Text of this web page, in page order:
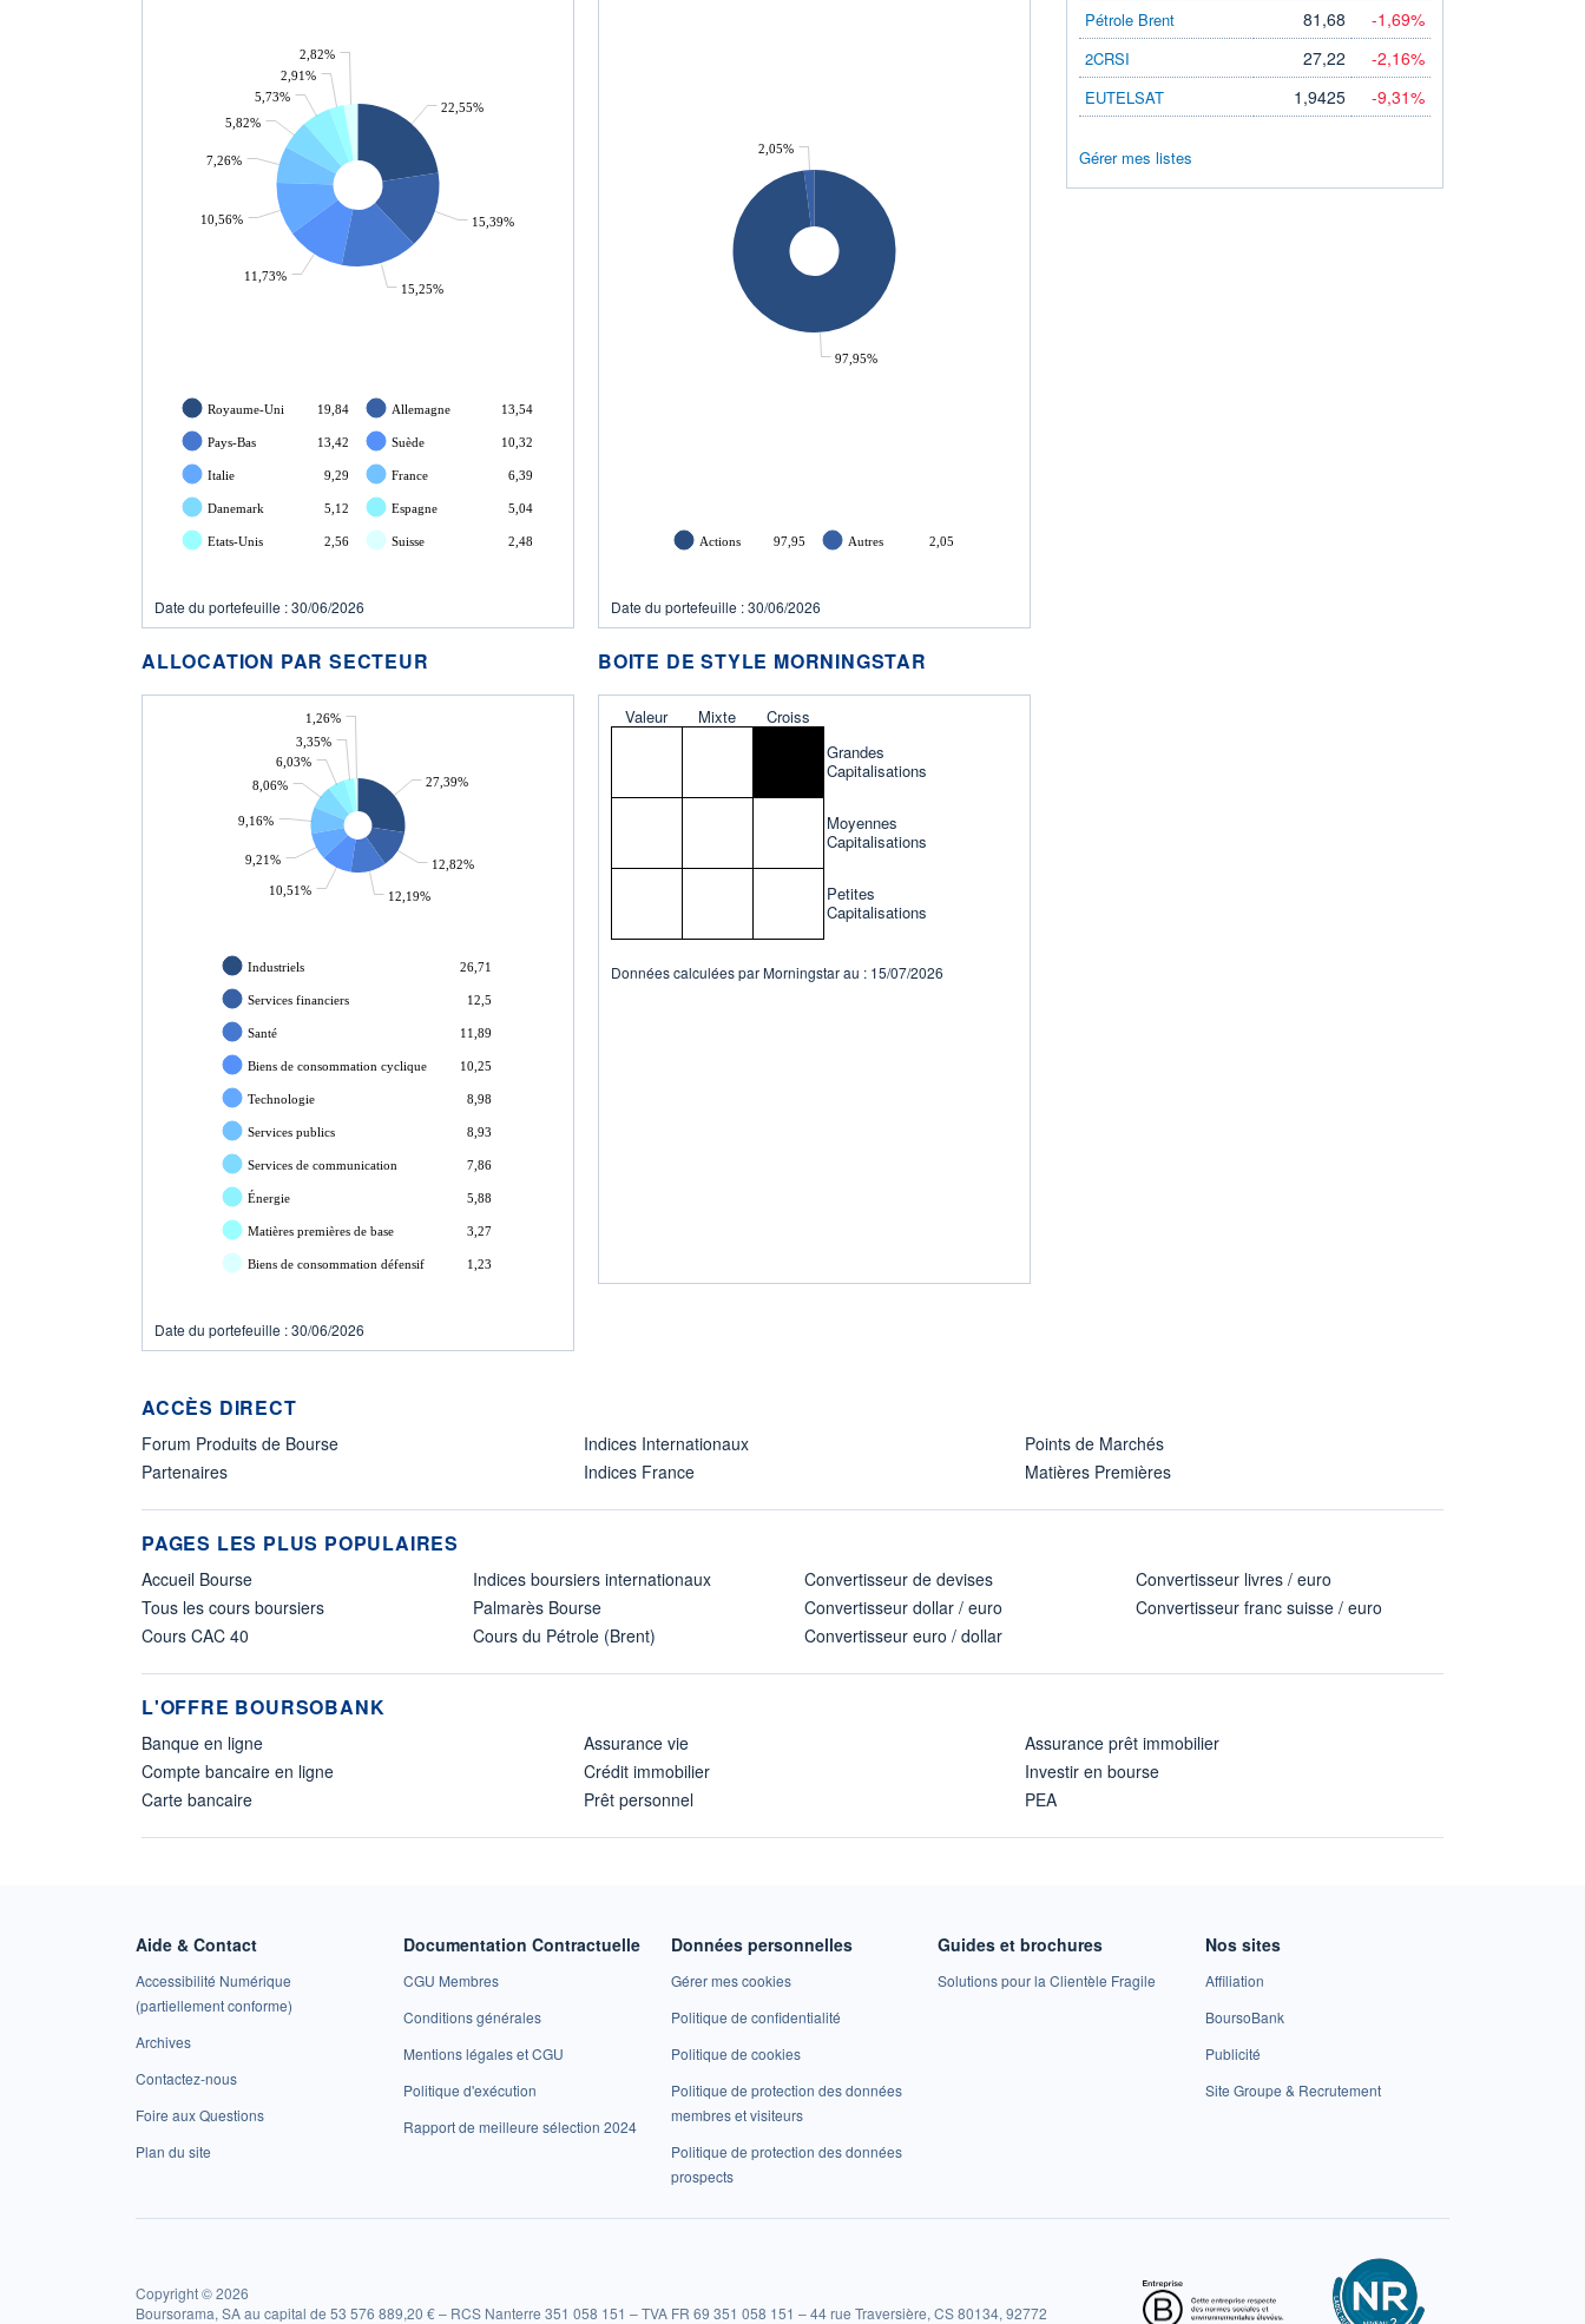
22,55%
15,39%
15,25%
11,73%
10,56%
7,26%
5,82%
5,73%
2,91%
2,82%
Royaume-Uni 19,84 Allemagne 13,54
Pays-Bas 13,42 Suède 10,32
Italie 9,29 France 6,39
Danemark 5,12 Espagne 5,04
Etats-Unis 2,56 Suisse 2,48
Date du portefeuille : 30/06/2026
97,95%
2,05%
Actions 97,95 Autres 2,05
Date du portefeuille : 30/06/2026
ALLOCATION PAR SECTEUR
27,39%
12,82%
12,19%
10,51%
9,21%
9,16%
8,06%
6,03%
3,35%
1,26%
Industriels 26,71
Services financiers 12,5
Santé 11,89
Biens de consommation cyclique 10,25
Technologie 8,98
Services publics 8,93
Services de communication 7,86
Énergie 5,88
Matières premières de base 3,27
Biens de consommation défensif 1,23
Date du portefeuille : 30/06/2026
BOITE DE STYLE MORNINGSTAR
Valeur Mixte
Croiss
Grandes
Capitalisations
Moyennes
Capitalisations
Petites
Capitalisations
Données calculées par Morningstar au : 15/07/2026
Pétrole Brent 81,68 -1,69%
2CRSI 27,22 -2,16%
EUTELSAT 1,9425 -9,31%
Gérer mes listes
ACCÈS DIRECT
Forum Produits de Bourse
Partenaires
Indices Internationaux
Indices France
Points de Marchés
Matières Premières
PAGES LES PLUS POPULAIRES
Accueil Bourse
Tous les cours boursiers
Cours CAC 40
Indices boursiers internationaux
Palmarès Bourse
Cours du Pétrole (Brent)
Convertisseur de devises
Convertisseur dollar / euro
Convertisseur euro / dollar
Convertisseur livres / euro
Convertisseur franc suisse / euro
L'OFFRE BOURSOBANK
Banque en ligne
Compte bancaire en ligne
Carte bancaire
Assurance vie
Crédit immobilier
Prêt personnel
Assurance prêt immobilier
Investir en bourse
PEA
Aide & Contact
Accessibilité Numérique
(partiellement conforme)
Archives
Contactez-nous
Foire aux Questions
Plan du site
Documentation Contractuelle
CGU Membres
Conditions générales
Mentions légales et CGU
Politique d'exécution
Rapport de meilleure sélection 2024
Données personnelles
Gérer mes cookies
Politique de confidentialité
Politique de cookies
Politique de protection des données
membres et visiteurs
Politique de protection des données
prospects
Guides et brochures
Solutions pour la Clientèle Fragile
Nos sites
Affiliation
BoursoBank
Publicité
Site Groupe & Recrutement
Copyright © 2026
Boursorama, SA au capital de 53 576 889,20 € – RCS Nanterre 351 058 151 – TVA FR 69 351 058 151 – 44 rue Traversière, CS 80134, 92772